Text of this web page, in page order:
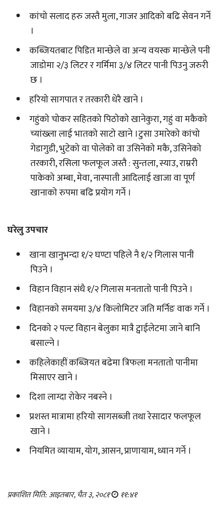
कांचो सलाद हरु जस्तै मुला, गाजर आदिको बढि सेवन गर्ने
।
कब्जियतबाट पिडित मान्छेले वा अन्य वयस्क मान्छेले पनी
जाडोमा २/३ लिटर र गर्मिमा ३/४ लिटर पानी पिउनु जरुरी
छ ।
हरियो सागपात र तरकारी धेरै खाने ।
गहुंको चोकर सहितको पिठोको खानेकुरा, गहुं वा मकैको
च्यांख्ला लाई भातको साटो खाने ।टुसा उमारेको कांचो
गेडागुडी, भुटेको वा पोलेको वा उसिनेको मकै, उसिनेको
तरकारी, रसिला फलफूल जस्तै : सुन्तला, स्याउ, राम्ररी
पाकेको अम्बा, मेवा, नास्पाती आदिलाई खाजा वा पूर्ण
खानाको रुपमा बढि प्रयोग गर्ने ।
घरेलु उपचार
खाना खानुभन्दा १/२ घण्टा पहिले नै १/२ गिलास पानी
पिउने ।
विहान विहान संधै १/२ गिलास मनतातो पानी पिउने ।
विहानको समयमा ३/४ किलोमिटर जति मर्निङ वाक गर्ने ।
दिनको २ पल्ट विहान बेलुका मात्रै ट्वाईलेटमा जाने बानि
बसाल्ने ।
कहिलेकाहीं कब्जियत बढेमा त्रिफला मनतातो पानीमा
मिसाएर खाने ।
दिशा लाग्दा रोकेर नबस्ने ।
प्रशस्त मात्रामा हरियो सागसब्जी तथा रेसादार फलफूल
खाने ।
नियमित व्यायाम, योग, आसन, प्राणायाम, ध्यान गर्ने ।
प्रकाशित मिति: आइतबार, चैत ३, २०८१ ११:४१